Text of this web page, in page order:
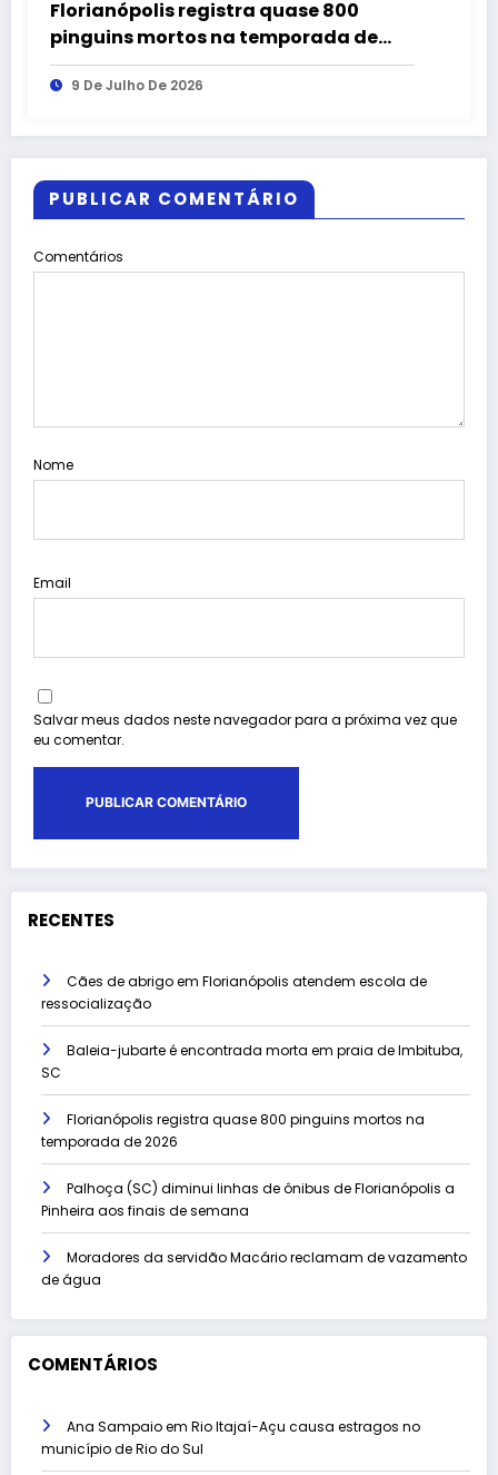
Florianópolis registra quase 800
pinguins mortos na temporada de
2026
9 De Julho De 2026
PUBLICAR COMENTÁRIO
Comentários
Nome
Email
Salvar meus dados neste navegador para a próxima vez que
eu comentar.
RECENTES
Cães de abrigo em Florianópolis atendem escola de
ressocialização
Baleia-jubarte é encontrada morta em praia de Imbituba,
SC
Florianópolis registra quase 800 pinguins mortos na
temporada de 2026
Palhoça (SC) diminui linhas de ônibus de Florianópolis a
Pinheira aos finais de semana
Moradores da servidão Macário reclamam de vazamento
de água
COMENTÁRIOS
Ana Sampaioem Rio Itajaí-Açu causa estragos no
município de Rio do Sul